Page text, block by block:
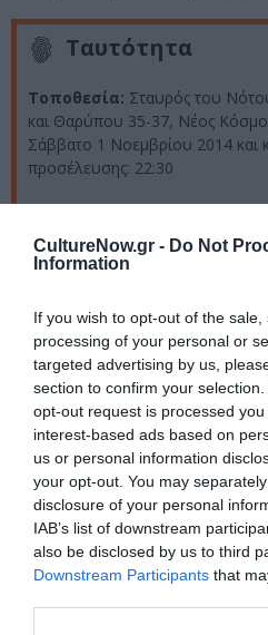
CultureNow.gr - Do Not
Information
If you wish to opt-out of the
processing of your personal or
targeted advertising by us,
section to confirm your
opt-out request is processed
interest-based ads based on
us or personal information
your opt-out. You may
disclosure of your personal
IAB’s list of downstream
also be disclosed by us to third
Downstream Participants that
Ταυτότητα
Τοποθεσία: Σταυρός του
και Θαρύπου 35-37, Νέος
Σάββατο 1 Νοεμβρίου 2014
προσέλευσης: 22:30
Τιμές εισιτηρίων:12€ με
Πληροφορίες – κρατήσεις:
Ακολουθήστε το
μάθετε πρώτοι όλες τις
Δείτε όλα τατελευταία νέα
Πολιτισμό στοCulturenow.gr